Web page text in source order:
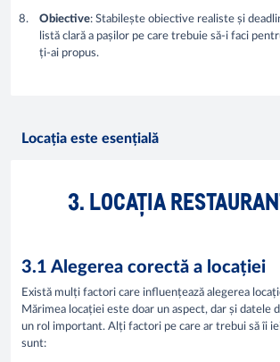
Obiective: Stabilește obiective realiste și
listă clară a pașilor pe care trebuie să-i faci
ți-ai propus.
Locația este esențială
3. LOCAȚIA
3.1 Alegerea corectă a locației
Există mulți factori care influențează alegerea
Mărimea locației este doar un aspect, dar și datele
un rol important. Alți factori pe care ar trebui să îi
sunt: